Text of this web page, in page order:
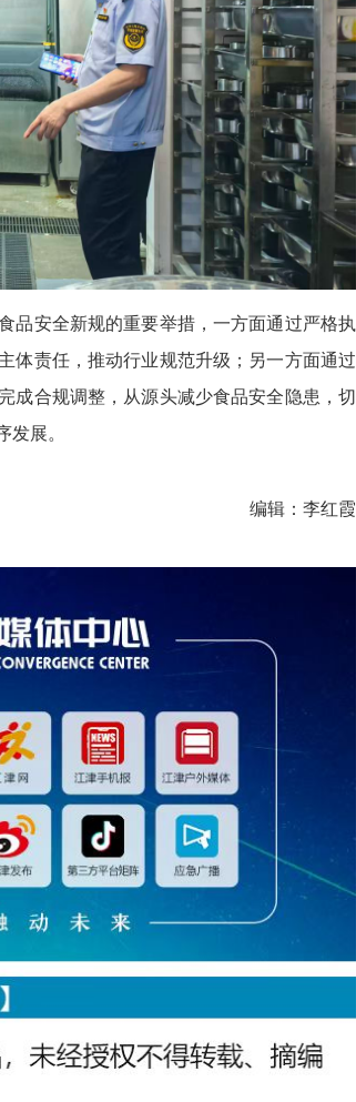
品安全新规的重要举措，一方面通过严格执
体责任，推动行业规范升级；另一方面通过
成合规调整，从源头减少食品安全隐患，切
展。
编辑：李红霞